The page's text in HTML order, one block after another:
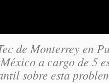
de Monterrey en
a cargo de 5
sobre esta